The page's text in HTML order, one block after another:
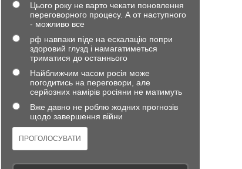
Цього року не варто чекати поновлення
переговорного процесу. А от наступного
- можливо все
рф навпаки піде на ескалацію попри
здоровий глузд і намагатиметься
триматися до останнього
Найближчим часом росія може
погодитись на переговори, але
серйозних намірів росіяни не матимуть
Вже давно не роблю жодних прогнозів
щодо завершення війни